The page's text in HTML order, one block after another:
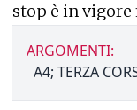
stop è in vigore
ARGOMENTI:
A4; TERZA